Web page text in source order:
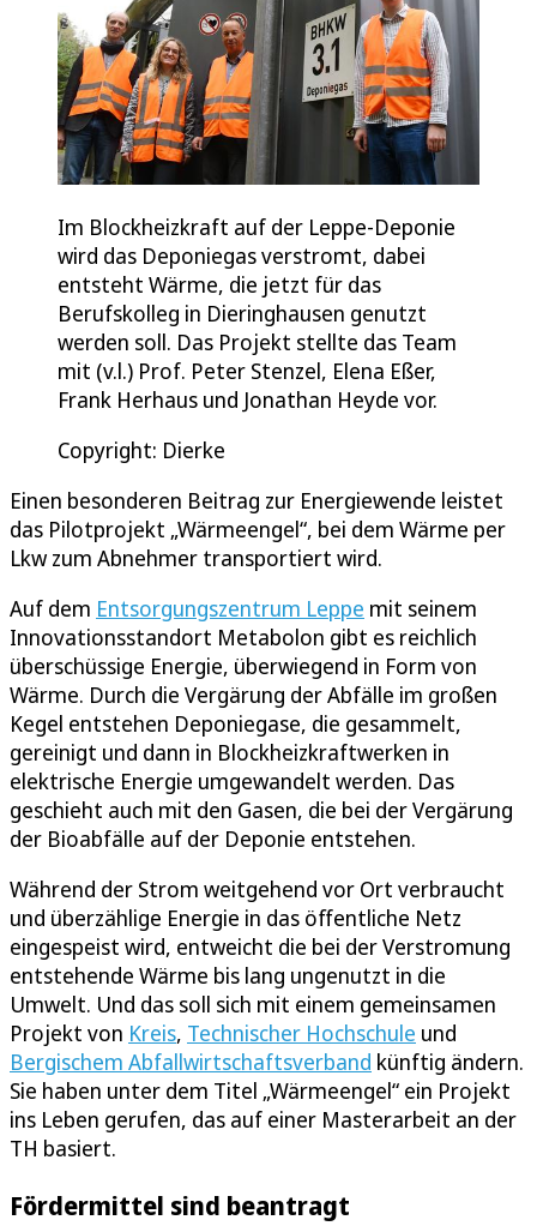
Im Blockheizkraft auf der Leppe-Deponie
wird das Deponiegas verstromt, dabei
entsteht Wärme, die jetzt für das
Berufskolleg in Dieringhausen genutzt
werden soll. Das Projekt stellte das Team
mit (v.l.) Prof. Peter Stenzel, Elena Eßer,
Frank Herhaus und Jonathan Heyde vor.
Copyright: Dierke
Einen besonderen Beitrag zur Energiewende leistet
das Pilotprojekt „Wärmeengel“, bei dem Wärme per
Lkw zum Abnehmer transportiert wird.
Auf dem Entsorgungszentrum Leppe mit seinem
Innovationsstandort Metabolon gibt es reichlich
überschüssige Energie, überwiegend in Form von
Wärme. Durch die Vergärung der Abfälle im großen
Kegel entstehen Deponiegase, die gesammelt,
gereinigt und dann in Blockheizkraftwerken in
elektrische Energie umgewandelt werden. Das
geschieht auch mit den Gasen, die bei der Vergärung
der Bioabfälle auf der Deponie entstehen.
Während der Strom weitgehend vor Ort verbraucht
und überzählige Energie in das öffentliche Netz
eingespeist wird, entweicht die bei der Verstromung
entstehende Wärme bis lang ungenutzt in die
Umwelt. Und das soll sich mit einem gemeinsamen
Projekt von Kreis, Technischer Hochschule und
Bergischem Abfallwirtschaftsverband künftig ändern.
Sie haben unter dem Titel „Wärmeengel“ ein Projekt
ins Leben gerufen, das auf einer Masterarbeit an der
TH basiert.
Fördermittel sind beantragt